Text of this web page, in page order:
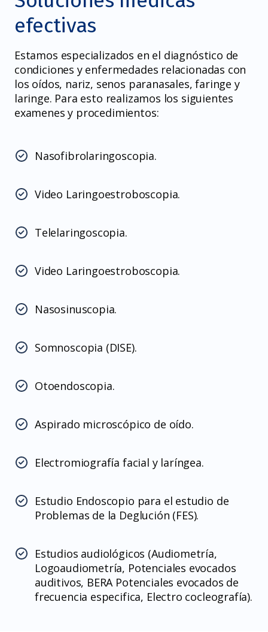
efectivas
Estamos especializados en el diagnóstico de
condiciones y enfermedades relacionadas con
los oídos, nariz, senos paranasales, faringe y
laringe. Para esto realizamos los siguientes
examenes y procedimientos:
Nasofibrolaringoscopia.
Video Laringoestroboscopia.
Telelaringoscopia.
Video Laringoestroboscopia.
Nasosinuscopia.
Somnoscopia (DISE).
Otoendoscopia.
Aspirado microscópico de oído.
Electromiografía facial y laríngea.
Estudio Endoscopio para el estudio de
Problemas de la Deglución (FES).
Estudios audiológicos (Audiometría,
Logoaudiometría, Potenciales evocados
auditivos, BERA Potenciales evocados de
frecuencia especifica, Electro cocleografía).